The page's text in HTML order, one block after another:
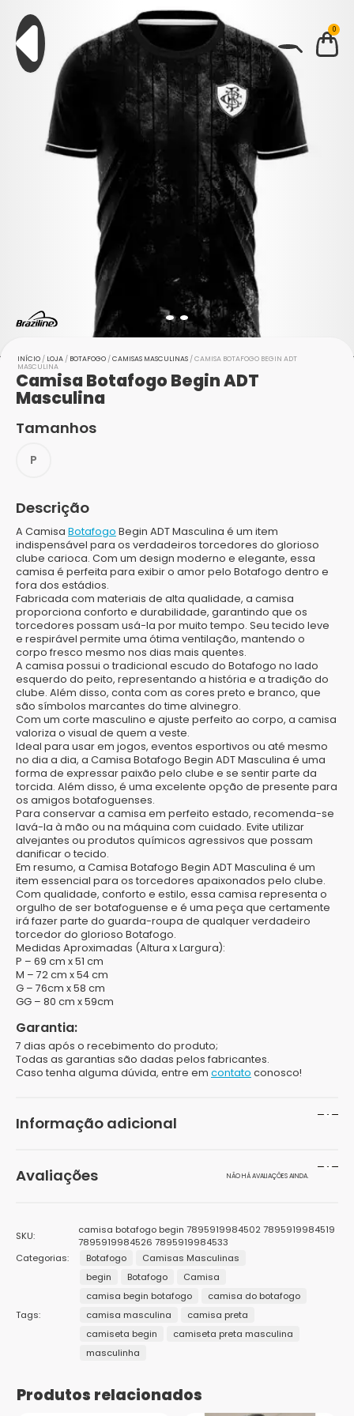
0
BUSCAR
INÍCIO / LOJA / BOTAFOGO /CAMISAS MASCULINAS / CAMISA BOTAFOGO BEGIN ADT
MASCULINA
Camisa Botafogo Begin ADT
Masculina
Tamanhos
P
Descrição
A Camisa Botafogo Begin ADT Masculina é um item
indispensável para os verdadeiros torcedores do glorioso
clube carioca. Com um design moderno e elegante, essa
camisa é perfeita para exibir o amor pelo Botafogo dentro e
fora dos estádios.
Fabricada com materiais de alta qualidade, a camisa
proporciona conforto e durabilidade, garantindo que os
torcedores possam usá-la por muito tempo. Seu tecido leve
e respirável permite uma ótima ventilação, mantendo o
corpo fresco mesmo nos dias mais quentes.
A camisa possui o tradicional escudo do Botafogo no lado
esquerdo do peito, representando a história e a tradição do
clube. Além disso, conta com as cores preto e branco, que
são símbolos marcantes do time alvinegro.
Com um corte masculino e ajuste perfeito ao corpo, a camisa
valoriza o visual de quem a veste.
Ideal para usar em jogos, eventos esportivos ou até mesmo
no dia a dia, a Camisa Botafogo Begin ADT Masculina é uma
forma de expressar paixão pelo clube e se sentir parte da
torcida. Além disso, é uma excelente opção de presente para
os amigos botafoguenses.
Para conservar a camisa em perfeito estado, recomenda-se
lavá-la à mão ou na máquina com cuidado. Evite utilizar
alvejantes ou produtos químicos agressivos que possam
danificar o tecido.
Em resumo, a Camisa Botafogo Begin ADT Masculina é um
item essencial para os torcedores apaixonados pelo clube.
Com qualidade, conforto e estilo, essa camisa representa o
orgulho de ser botafoguense e é uma peça que certamente
irá fazer parte do guarda-roupa de qualquer verdadeiro
torcedor do glorioso Botafogo.
Medidas Aproximadas (Altura x Largura):
P – 69 cm x 51 cm
M – 72 cm x 54 cm
G – 76cm x 58 cm
GG – 80 cm x 59cm
Garantia:
7 dias após o recebimento do produto;
Todas as garantias são dadas pelos fabricantes.
Caso tenha alguma dúvida, entre em contato conosco!
Informação adicional
Tamanhos G, GG, M, P
Marcas
Masculino
Avaliações NÃO HÁ AVALIAÇÕES AINDA.
ADT Masculina”
O seu endereço de e-mail não será publicado.
obrigatórios são marcados com
de
2 de
5
3 de 5
estrelas
4 de 5
estrelas
5 de 5
estrelas
SKU:
camisa botafogo begin 7895919984502 7895919984519
7895919984526 7895919984533
Categorias:
Botafogo Camisas Masculinas
Tags:
begin Botafogo
Camisa
camisa begin botafogo
camisa do botafogo
camisa masculina
camisa preta
camiseta begin
camiseta preta masculina
masculinha
Produtos relacionados